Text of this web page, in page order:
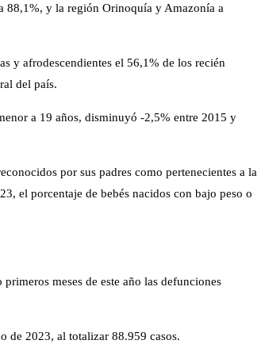
88,1%, y la región Orinoquía y Amazonía a
y afrodescendientes el 56,1% de los recién
del país.
a 19 años, disminuyó -2,5% entre 2015 y
por sus padres como pertenecientes a la
el porcentaje de bebés nacidos con bajo peso o
meses de este año las defunciones
de 2023, al totalizar 88.959 casos.